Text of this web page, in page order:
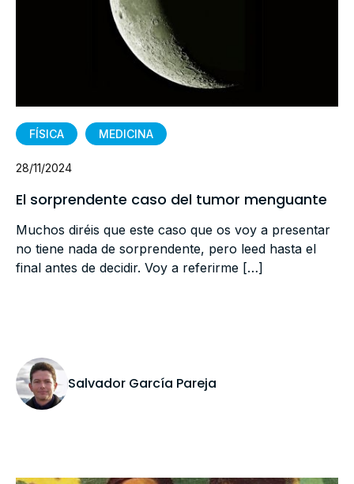
FÍSICA MEDICINA
28/11/2024
El sorprendente caso del tumor menguante
Muchos diréis que este caso que os voy a presentar
no tiene nada de sorprendente, pero leed hasta el
final antes de decidir. Voy a referirme […]
Salvador García Pareja